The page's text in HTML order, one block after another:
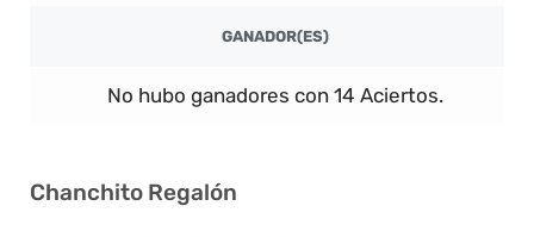
GANADOR(ES)
No hubo ganadores con 14 Aciertos.
Chanchito Regalón